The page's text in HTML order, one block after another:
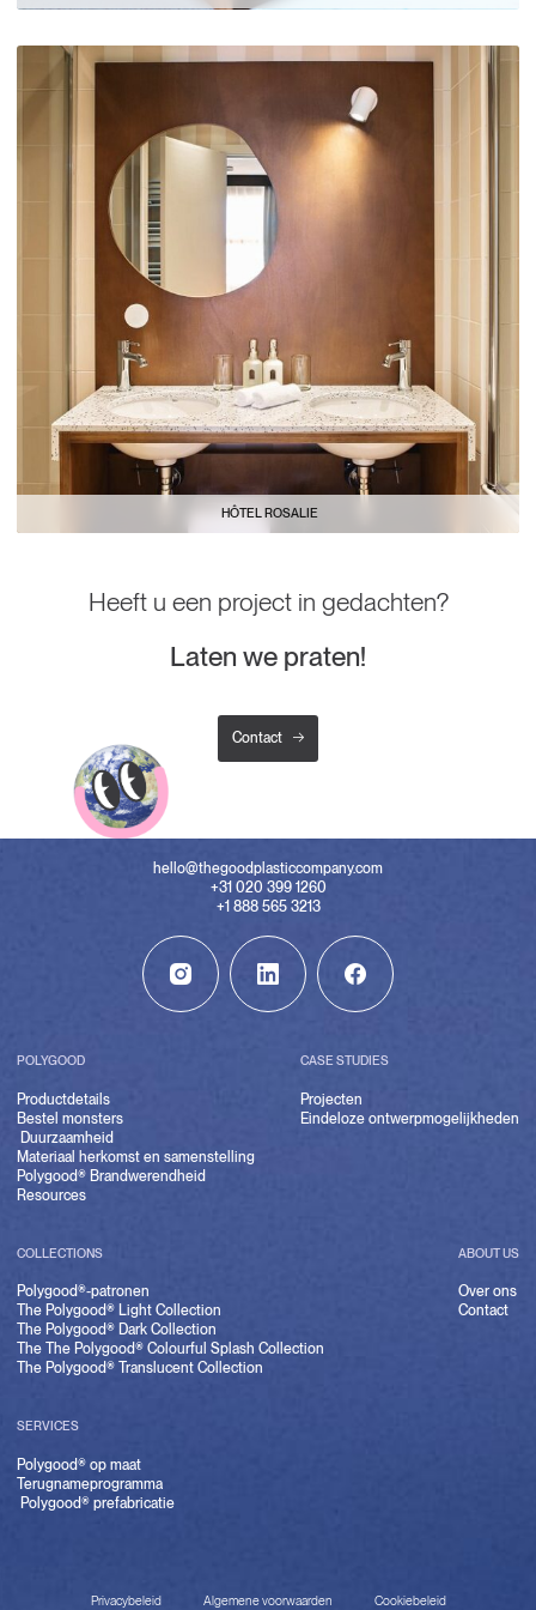
HÔTEL ROSALIE
Heeft u een project in gedachten?
Laten we praten!
Contact
hello@thegoodplasticcompany.com
+31 020 399 1260
+1 888 565 3213
POLYGOOD
Productdetails
Bestel monsters
Duurzaamheid
Materiaal herkomst en samenstelling
Polygood® Brandwerendheid
Resources
CASE STUDIES
Projecten
Eindeloze ontwerpmogelijkheden
COLLECTIONS
Polygood®-patronen
The Polygood® Light Collection
The Polygood® Dark Collection
The The Polygood® Colourful Splash Collection
The Polygood® Translucent Collection
ABOUT US
Over ons
Contact
SERVICES
Polygood® op maat
Terugnameprogramma
Polygood® prefabricatie
Privacybeleid Algemene voorwaarden Cookiebeleid